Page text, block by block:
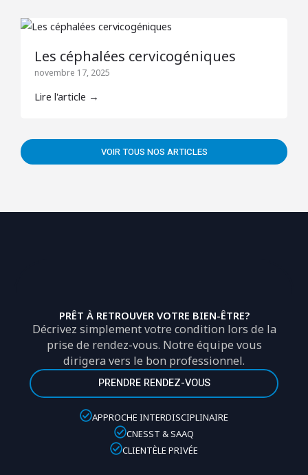
Les céphalées cervicogéniques
novembre 17, 2025
Lire l'article →
VOIR TOUS NOS ARTICLES
PRÊT À RETROUVER VOTRE BIEN-ÊTRE?
Décrivez simplement votre condition lors de la
prise de rendez-vous. Notre équipe vous
dirigera vers le bon professionnel.
PRENDRE RENDEZ-VOUS
APPROCHE INTERDISCIPLINAIRE
CNESST & SAAQ
CLIENTÈLE PRIVÉE